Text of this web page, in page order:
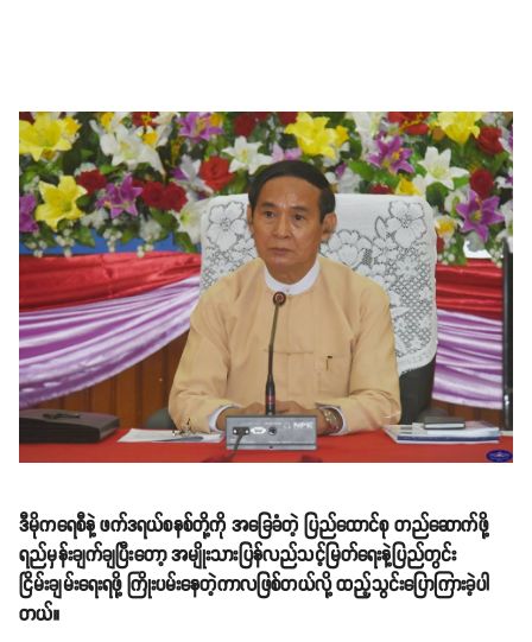
ဒီမိုကရေစီနဲ့ ဖက်ဒရယ်စနစ်တို့ကို အခြေခံတဲ့ ပြည်ထောင်စု တည်ဆောက်ဖို့
ရည်မှန်းချက်ချပြီးတော့ အမျိုးသားပြန်လည်သင့်မြတ်ရေးနဲ့ပြည်တွင်း
ငြိမ်းချမ်းရေးရဖို့ ကြိုးပမ်းနေတဲ့ကာလဖြစ်တယ်လို့ ထည့်သွင်းပြောကြားခဲ့ပါ
တယ်။